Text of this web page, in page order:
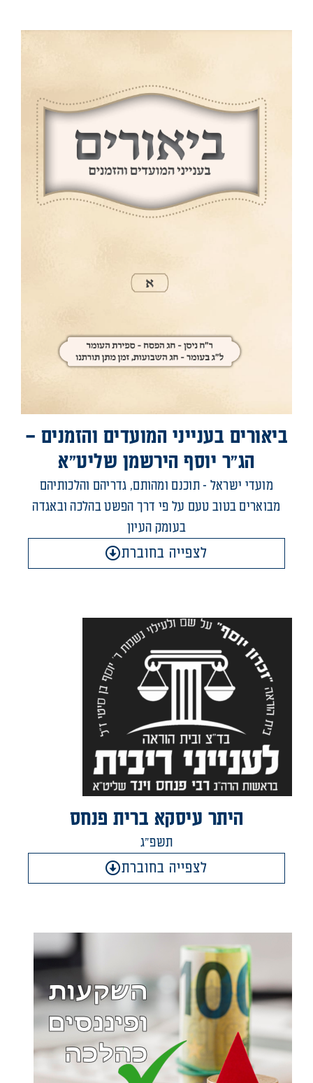
ביאורים בענייני המועדים והזמנים –
הג"ר יוסף הירשמן שליט"א
מועדי ישראל - תוכנם ומהותם, גדריהם והלכותיהם
מבוארים בטוב טעם על פי דרך הפשט בהלכה ובאגדה
בעומק העיון
לצפייה בחוברת
היתר עיסקא ברית פנחס
תשפ"ג
לצפייה בחוברת